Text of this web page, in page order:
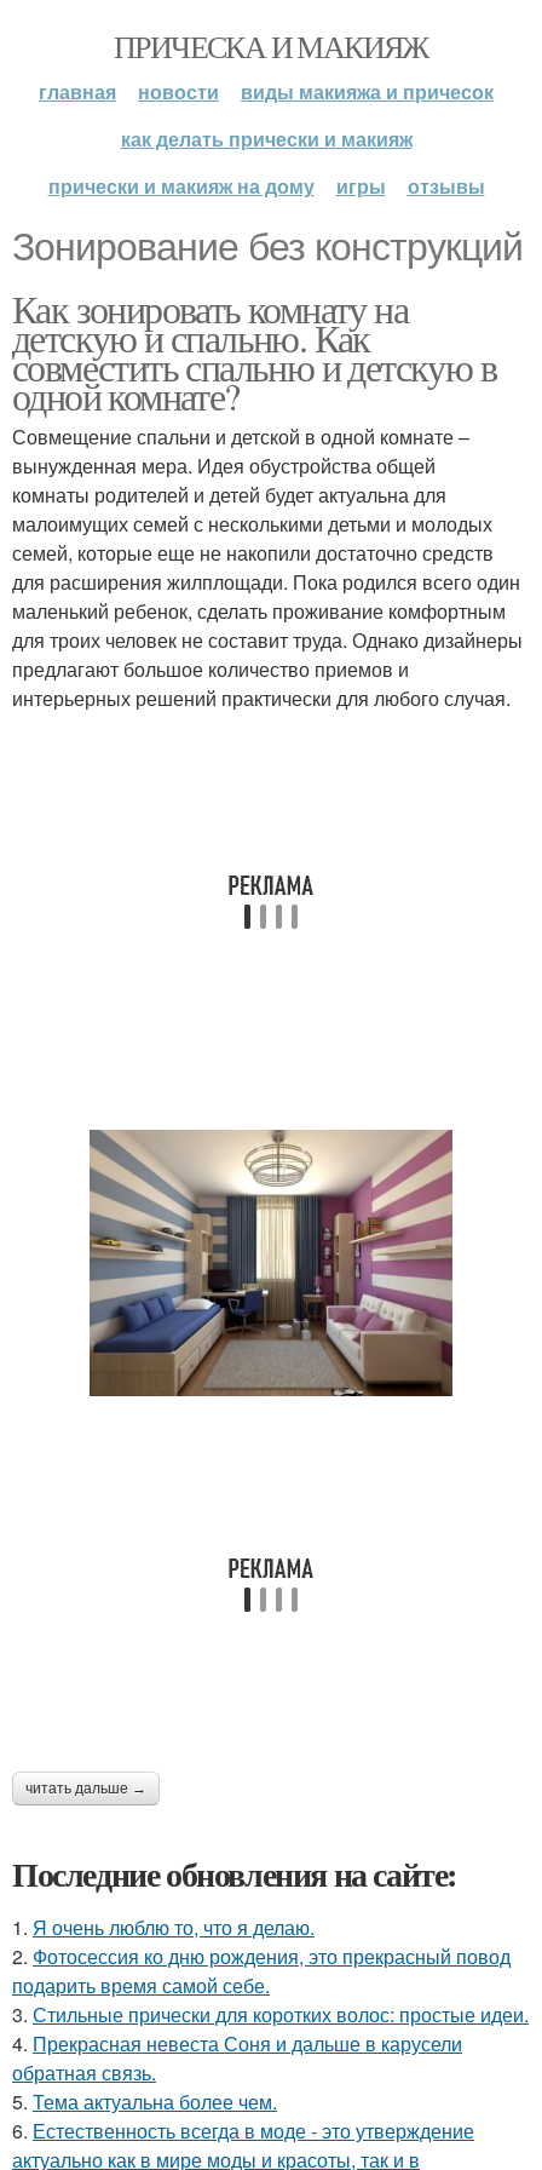
ПРИЧЕСКА И МАКИЯЖ
главная новости
виды макияжа и причесок
как делать прически и макияж
прически и макияж на дому
игры отзывы
Зонирование без конструкций
Как зонировать комнату на
детскую и спальню. Как
совместить спальню и детскую в
одной комнате?
Совмещение спальни и детской в одной комнате –
вынужденная мера. Идея обустройства общей
комнаты родителей и детей будет актуальна для
малоимущих семей с несколькими детьми и молодых
семей, которые еще не накопили достаточно средств
для расширения жилплощади. Пока родился всего один
маленький ребенок, сделать проживание комфортным
для троих человек не составит труда. Однако дизайнеры
предлагают большое количество приемов и
интерьерных решений практически для любого случая.
читать дальше →
Последние обновления на сайте:
1. Я очень люблю то, что я делаю.
2. Фотосессия ко дню рождения, это прекрасный повод
подарить время самой себе.
3. Стильные прически для коротких волос: простые идеи.
4. Прекрасная невеста Соня и дальше в карусели
обратная связь.
5. Тема актуальна более чем.
6. Естественность всегда в моде - это утверждение
актуально как в мире моды и красоты, так и в